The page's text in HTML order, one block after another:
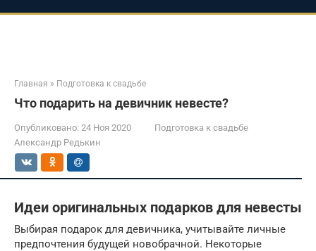
Главная » Подготовка к свадьбе
Что подарить на девичник невесте?
Опубликовано: 24 Ноя 2020
Подготовка к свадьбе
Александр Редькин
Идеи оригинальных подарков для невесты
Выбирая подарок для девичника, учитывайте личные
предпочтения будущей новобрачной. Некоторые